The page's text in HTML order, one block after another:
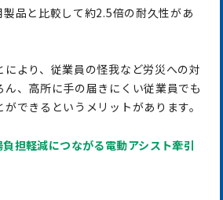
製品と比較して約2.5倍の耐久性があ
より、従業員の怪我など労災への対
、高所に手の届きにくい従業員でも
できるというメリットがあります。
担軽減につながる電動アシスト牽引